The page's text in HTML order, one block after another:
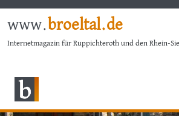
www.broeltal.de
Internetmagazin für Ruppichteroth und den Rhein-